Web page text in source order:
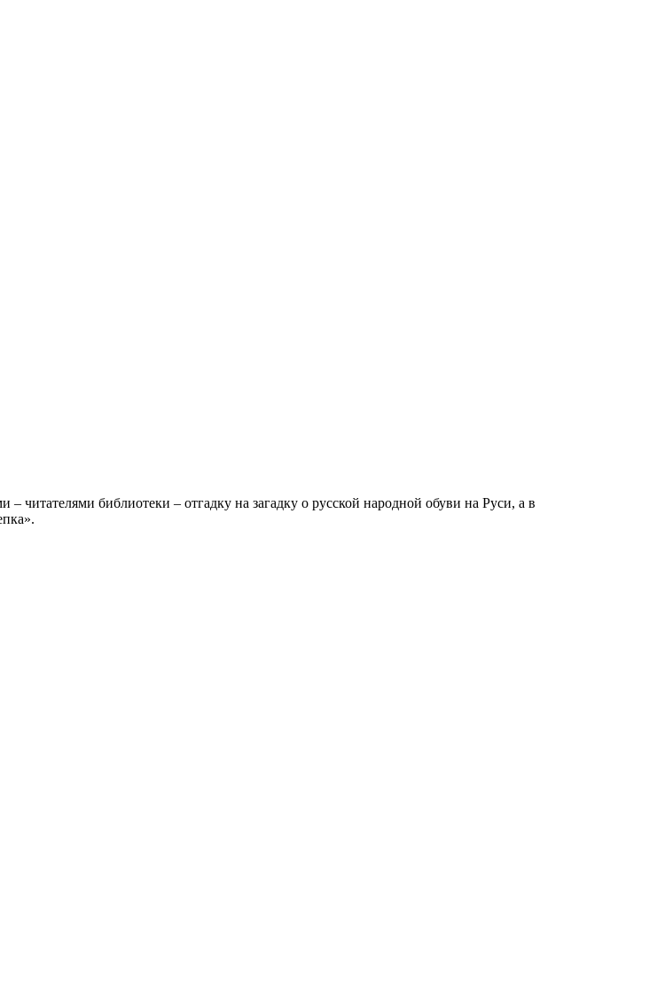
читателями библиотеки – отгадку на загадку о русской народной обуви на Руси, а в